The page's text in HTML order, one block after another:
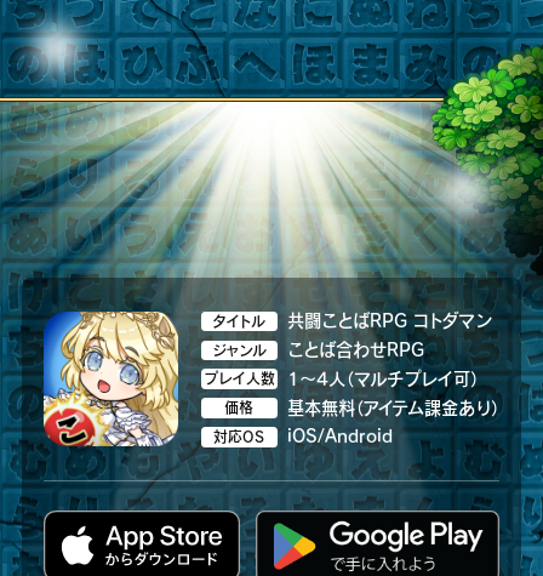
タイトル 共闘ことばRPG コトダマン
ジャンル ことば合わせRPG
プレイ人数 1～4人（マルチプレイ可）
価格 基本無料（アイテム課金あり）
対応OS iOS/Android